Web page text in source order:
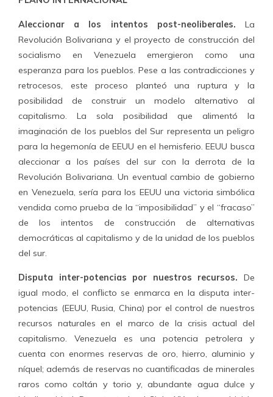
Aleccionar a los intentos post-neoliberales. La
Revolución Bolivariana y el proyecto de construcción del
socialismo en Venezuela emergieron como una
esperanza para los pueblos. Pese a las contradicciones y
retrocesos, este proceso planteó una ruptura y la
posibilidad de construir un modelo alternativo al
capitalismo. La sola posibilidad que alimentó la
imaginación de los pueblos del Sur representa un peligro
para la hegemonía de EEUU en el hemisferio. EEUU busca
aleccionar a los países del sur con la derrota de la
Revolución Bolivariana. Un eventual cambio de gobierno
en Venezuela, sería para los EEUU una victoria simbólica
vendida como prueba de la “imposibilidad” y el “fracaso”
de los intentos de construcción de alternativas
democráticas al capitalismo y de la unidad de los pueblos
del sur.
Disputa inter-potencias por nuestros recursos. De
igual modo, el conflicto se enmarca en la disputa inter-
potencias (EEUU, Rusia, China) por el control de nuestros
recursos naturales en el marco de la crisis actual del
capitalismo. Venezuela es una potencia petrolera y
cuenta con enormes reservas de oro, hierro, aluminio y
níquel; además de reservas no cuantificadas de minerales
raros como coltán y torio y, abundante agua dulce y